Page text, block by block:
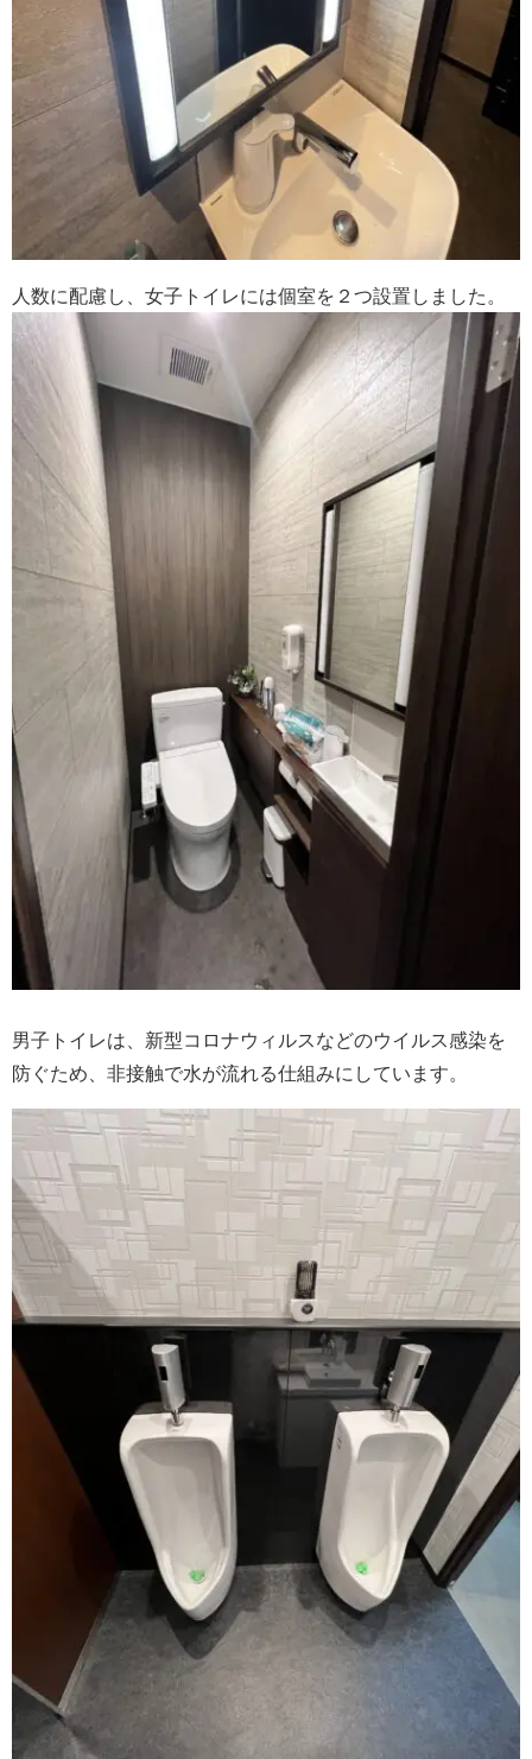
人数に配慮し、女子トイレには個室を２つ設置しました。
男子トイレは、新型コロナウィルスなどのウイルス感染を
防ぐため、非接触で水が流れる仕組みにしています。